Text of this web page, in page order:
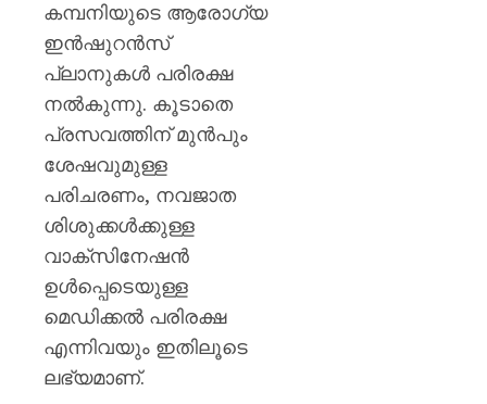
കമ്പനിയുടെ ആരോഗ്യ
ഇന്‍ഷുറന്‍സ്
പ്ലാനുകള്‍ പരിരക്ഷ
നല്‍കുന്നു. കൂടാതെ
പ്രസവത്തിന് മുന്‍പും
ശേഷവുമുള്ള
പരിചരണം, നവജാത
ശിശുക്കള്‍ക്കുള്ള
വാക്സിനേഷന്‍
ഉള്‍പ്പെടെയുള്ള
മെഡിക്കല്‍ പരിരക്ഷ
എന്നിവയും ഇതിലൂടെ
ലഭ്യമാണ്.